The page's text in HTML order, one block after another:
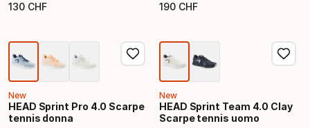
130 CHF
Prezzo finale
190 CHF
Prezzo finale
New
HEAD Sprint Pro 4.0 Scarpe
tennis donna
New
HEAD Sprint Team 4.0 Clay
Scarpe tennis uomo